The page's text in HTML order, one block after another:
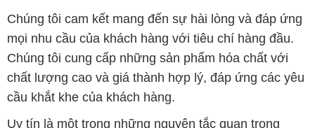
cầu khắt khe của khách hàng.
Uy tín là một trong những nguyên tắc quan trọng
trong hoạt động kinh doanh của chúng tôi. Chúng tôi
luôn ý thức rằng những sản phẩm mà chúng tôi cung
cấp cần phải đáp ứng tiêu chuẩn chất lượng cao, đáp
ứng yêu cầu và làm hài lòng đối tác. Đồng thời,